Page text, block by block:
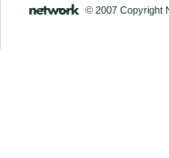
© 2007 Copyright